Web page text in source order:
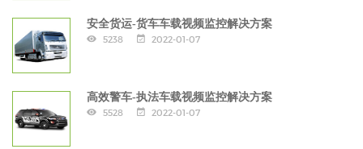
安全货运-货车车载视频监控解决方案
5238 2022-01-07
高效警车-执法车载视频监控解决方案
5528 2022-01-07